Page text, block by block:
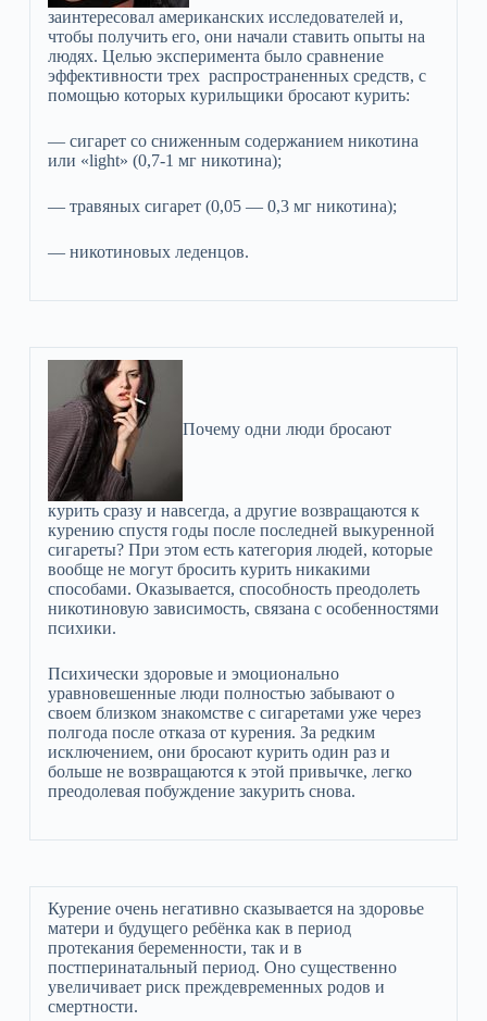
заинтересовал американских исследователей и,
чтобы получить его, они начали ставить опыты на
людях. Целью эксперимента было сравнение
эффективности трех распространенных средств, с
помощью которых курильщики бросают курить:
— сигарет со сниженным содержанием никотина
или «light» (0,7-1 мг никотина);
— травяных сигарет (0,05 — 0,3 мг никотина);
— никотиновых леденцов.
Почему одни люди бросают
курить сразу и навсегда, а другие возвращаются к
курению спустя годы после последней выкуренной
сигареты? При этом есть категория людей, которые
вообще не могут бросить курить никакими
способами. Оказывается, способность преодолеть
никотиновую зависимость, связана с особенностями
психики.
Психически здоровые и эмоционально
уравновешенные люди полностью забывают о
своем близком знакомстве с сигаретами уже через
полгода после отказа от курения. За редким
исключением, они бросают курить один раз и
больше не возвращаются к этой привычке, легко
преодолевая побуждение закурить снова.
Курение очень негативно сказывается на здоровье
матери и будущего ребёнка как в период
протекания беременности, так и в
постперинатальный период. Оно существенно
увеличивает риск преждевременных родов и
смертности.